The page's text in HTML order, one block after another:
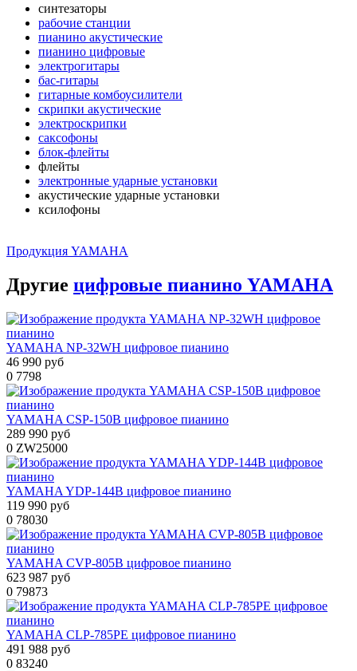
синтезаторы
рабочие станции
пианино акустические
пианино цифровые
электрогитары
бас-гитары
гитарные комбоусилители
скрипки акустические
электроскрипки
саксофоны
блок-флейты
флейты
электронные ударные установки
акустические ударные установки
ксилофоны
Продукция YAMAHA
Другие цифровые пианино YAMAHA
YAMAHA NP-32WH цифровое пианино
46 990 руб
0 7798
YAMAHA CSP-150B цифровое пианино
289 990 руб
0 ZW25000
YAMAHA YDP-144B цифровое пианино
119 990 руб
0 78030
YAMAHA CVP-805B цифровое пианино
623 987 руб
0 79873
YAMAHA CLP-785PE цифровое пианино
491 988 руб
0 83240